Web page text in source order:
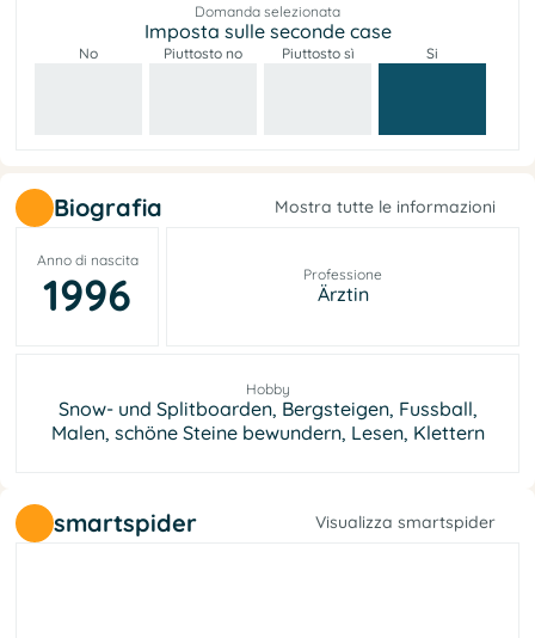
Domanda selezionata
Imposta sulle seconde case
No Piuttosto no Piuttosto sì Si
Biografia Mostra tutte le informazioni
Anno di nascita
1996 Professione
Ärztin
Hobby
Snow- und Splitboarden, Bergsteigen, Fussball,
Malen, schöne Steine bewundern, Lesen, Klettern
smartspider Visualizza smartspider